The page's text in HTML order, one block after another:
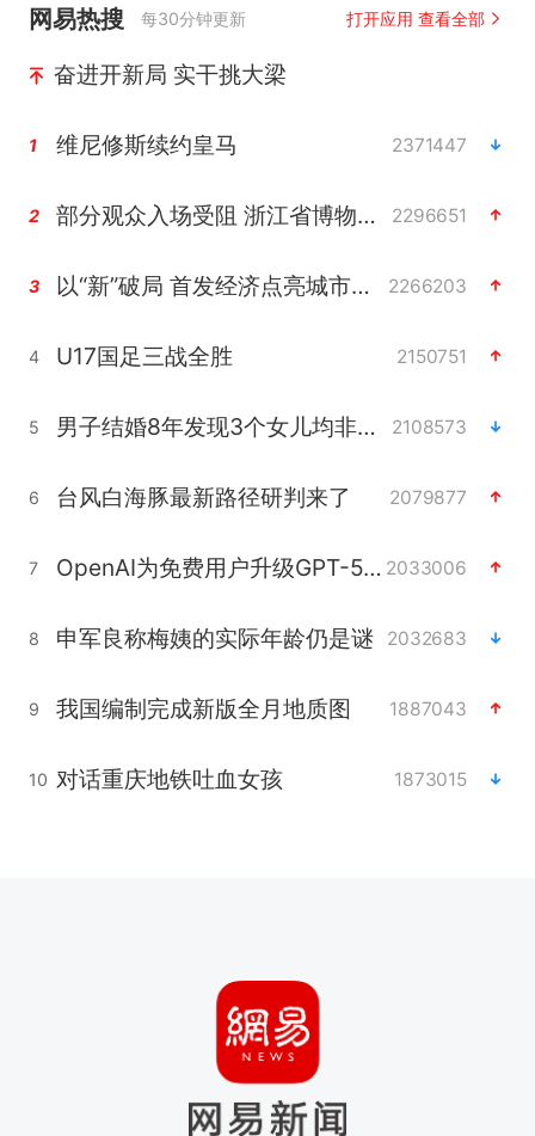
网易热搜 每30分钟更新 打开应用 查看全部
奋进开新局 实干挑大梁
1 维尼修斯续约皇马 2371447
2 部分观众入场受阻 浙江省博物馆致歉 2296651
3 以“新”破局 首发经济点亮城市消费活力 2266203
4 U17国足三战全胜 2150751
5 男子结婚8年发现3个女儿均非亲生 2108573
6 台风白海豚最新路径研判来了 2079877
7 OpenAI为免费用户升级GPT-5.6 Luna 2033006
8 申军良称梅姨的实际年龄仍是谜 2032683
9 我国编制完成新版全月地质图 1887043
10 对话重庆地铁吐血女孩 1873015